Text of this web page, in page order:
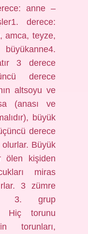
anne –
derece:
amca, teyze,
3 derece
derece
altsoyu ve
(anası ve
büyük
derece
olurlar. Büyük
ölen kişiden
miras
3 zümre
3. grup
Hiç torunu
torunları,